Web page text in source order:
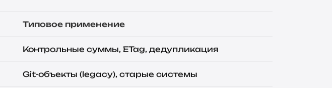
Типовое применение
Контрольные суммы, ETag, дедупликация
Git-объекты (legacy), старые системы